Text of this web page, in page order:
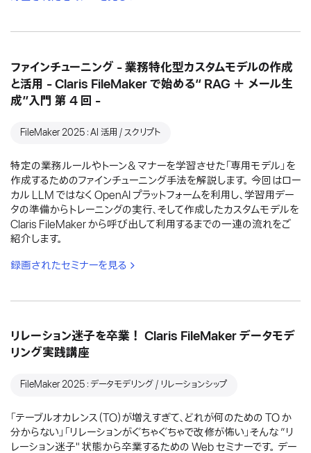
ファインチューニング - 業務特化型カスタムモデルの作成
と活用 - Claris FileMaker で始める“ RAG ＋ メール生
成”入門 第 4 回 -
FileMaker 2025：AI 活用 / スクリプト
特定の業務ルールやトーン＆マナーを学習させた「専用モデル」を
作成するためのファインチューニング手法を解説します。 今回はロー
カル LLM ではなく OpenAI プラットフォームを利用し、学習用デー
タの準備からトレーニングの実行、そして作成したカスタムモデルを
Claris FileMaker から呼び出して利用するまでの一連の流れをご
紹介します。
録画されたセミナーを見る
リレーション迷子を卒業！ Claris FileMaker データモデ
リング実践講座
FileMaker 2025：データモデリング / リレーションシップ
「テーブルオカレンス（TO）が増えすぎて、どれが何のための TO か
分からない」「リレーションがぐちゃぐちゃで改修が怖い」そんな “リ
レーション迷子" 状態から卒業するための Web セミナーです。 デー